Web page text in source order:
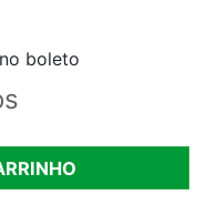
boleto